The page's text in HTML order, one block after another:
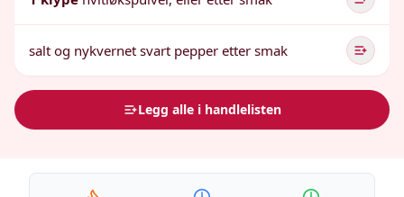
salt og nykvernet svart pepper etter smak
Legg alle i handlelisten